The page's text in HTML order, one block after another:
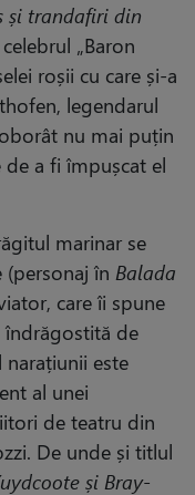
și trandafiri din
„Baron
roșii cu care și-a
legendarul
nu mai puțin
a fi împușcat el
marinar se
(personaj în Balada
care îi spune
îndrăgostită de
este
al unei
de teatru din
De unde și titlul
și Bray-